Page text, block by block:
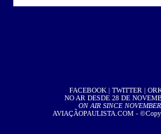
FACEBOOK| TWITTER |
NO AR DESDE 28 DE
ON AIR SINCE
AVIAÇÃOPAULISTA.COM -